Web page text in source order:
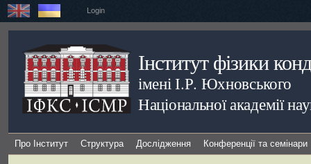
Login
Інститут фізики
імені І.Р. Юхновського
Національної академії
Про Інститут Структура Дослідження Конференції та семінари